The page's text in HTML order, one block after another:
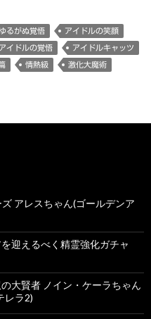
るがぬ覚悟 アイドルの笑顔
アイドルの覚悟 アイドルキャッツ
情熱級 激化大魔術
アレスちゃん(ゴールデンア
迎えるべく精霊強化ガチャ
大賢者 ノイン・ケーラちゃん
レラ2)